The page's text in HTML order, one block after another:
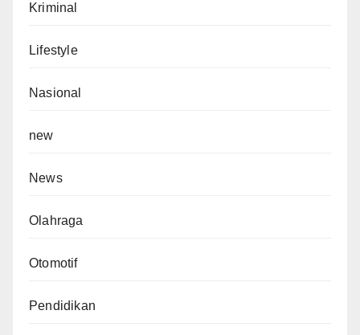
Kriminal
Lifestyle
Nasional
new
News
Olahraga
Otomotif
Pendidikan